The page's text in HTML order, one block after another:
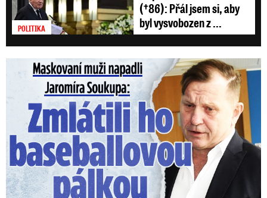
POLITIKA
(†86): Přál jsem si, aby
byl vysvobozen z ...
Maskovaní muži napadli Jaromíra Soukupa: Krvavá nakládačka